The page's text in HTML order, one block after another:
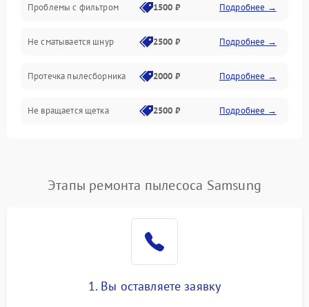
Проблемы с фильтром 1500 ₽ Подробнее →
Не сматывается шнур 2500 ₽ Подробнее →
Протечка пылесборника 2000 ₽ Подробнее →
Не вращается щетка 2500 ₽ Подробнее →
Поломка контейнера для
пыли
1500 ₽ Подробнее →
Этапы ремонта пылесоса Samsung
1. Вы оставляете заявку